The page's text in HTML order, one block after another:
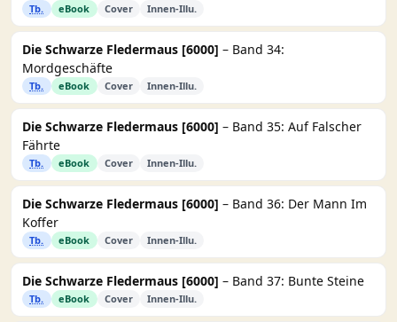
Tb. eBook Cover Innen-Illu.
Die Schwarze Fledermaus [6000] – Band 34:
Mordgeschäfte
Tb. eBook Cover Innen-Illu.
Die Schwarze Fledermaus [6000] – Band 35: Auf Falscher
Fährte
Tb. eBook Cover Innen-Illu.
Die Schwarze Fledermaus [6000] – Band 36: Der Mann Im
Koffer
Tb. eBook Cover Innen-Illu.
Die Schwarze Fledermaus [6000] – Band 37: Bunte Steine
Tb. eBook Cover Innen-Illu.